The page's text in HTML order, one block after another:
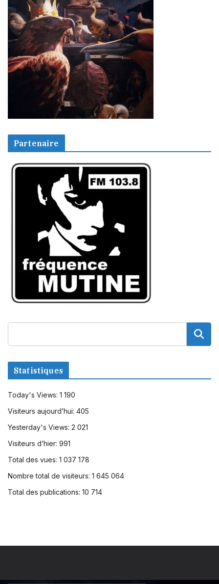
Partenaire
Statistiques
Today's Views: 1 190
Visiteurs aujourd’hui: 405
Yesterday's Views: 2 021
Visiteurs d’hier: 991
Total des vues: 1 037 178
Nombre total de visiteurs: 1 645 064
Total des publications: 10 714